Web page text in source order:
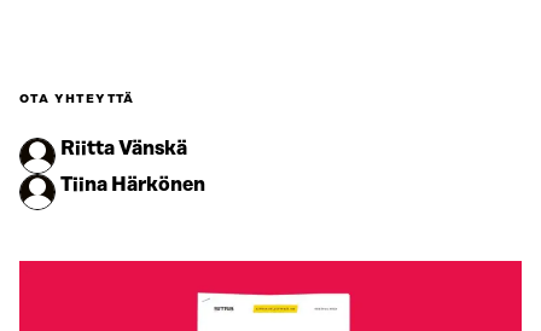
OTA YHTEYTTÄ
Riitta Vänskä
Tiina Härkönen